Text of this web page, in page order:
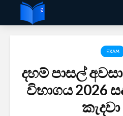
EXAM
දහම් පාසල්
විභාගය 2026